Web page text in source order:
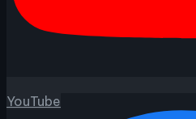
YouTube